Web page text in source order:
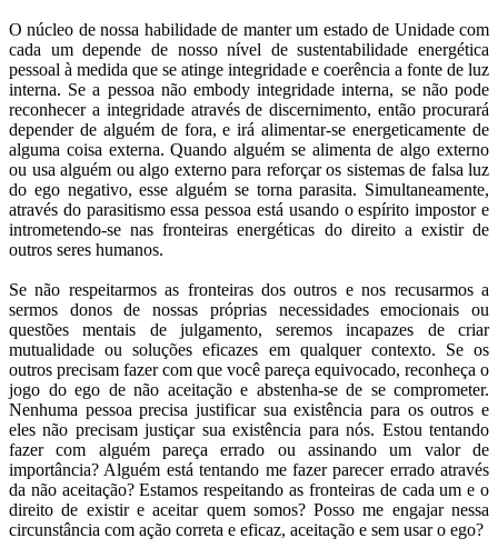
O núcleo de nossa habilidade de manter um estado de Unidade com
cada um depende de nosso nível de sustentabilidade energética
pessoal à medida que se atinge integridade e coerência a fonte de luz
interna. Se a pessoa não embody integridade interna, se não pode
reconhecer a integridade através de discernimento, então procurará
depender de alguém de fora, e irá alimentar-se energeticamente de
alguma coisa externa. Quando alguém se alimenta de algo externo
ou usa alguém ou algo externo para reforçar os sistemas de falsa luz
do ego negativo, esse alguém se torna parasita. Simultaneamente,
através do parasitismo essa pessoa está usando o espírito impostor e
intrometendo-se nas fronteiras energéticas do direito a existir de
outros seres humanos.
Se não respeitarmos as fronteiras dos outros e nos recusarmos a
sermos donos de nossas próprias necessidades emocionais ou
questões mentais de julgamento, seremos incapazes de criar
mutualidade ou soluções eficazes em qualquer contexto. Se os
outros precisam fazer com que você pareça equivocado, reconheça o
jogo do ego de não aceitação e abstenha-se de se comprometer.
Nenhuma pessoa precisa justificar sua existência para os outros e
eles não precisam justiçar sua existência para nós. Estou tentando
fazer com alguém pareça errado ou assinando um valor de
importância? Alguém está tentando me fazer parecer errado através
da não aceitação? Estamos respeitando as fronteiras de cada um e o
direito de existir e aceitar quem somos? Posso me engajar nessa
circunstância com ação correta e eficaz, aceitação e sem usar o ego?